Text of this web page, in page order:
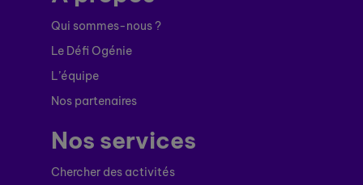
Qui sommes-nous ?
Le Défi Ogénie
L’équipe
Nos partenaires
Nos services
Chercher des activités